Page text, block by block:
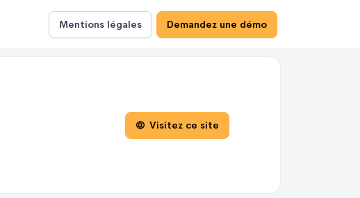
Mentions légales Demandez une démo
Visitez ce site